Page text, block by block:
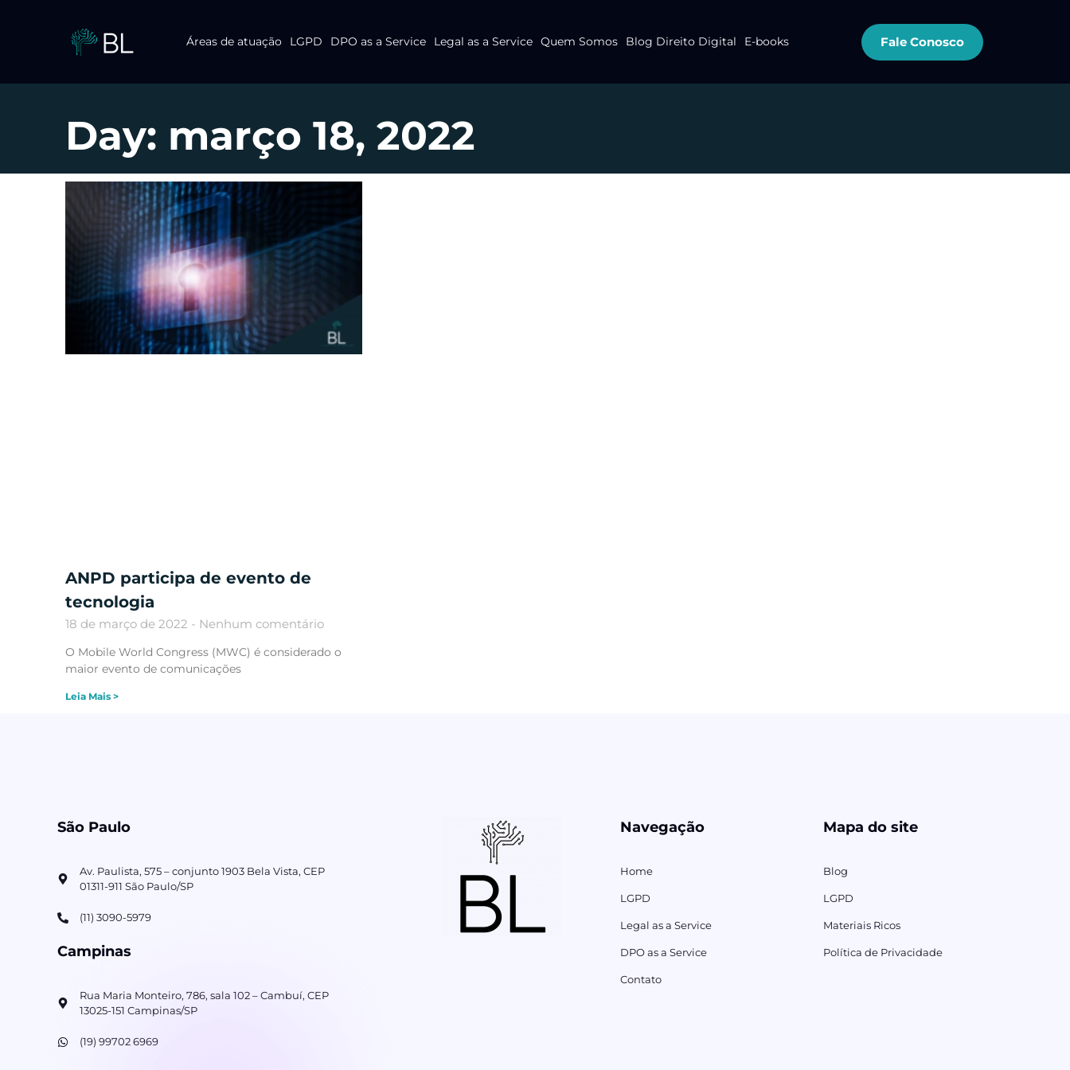
o
Áreas de atuação LGPD DPO as a Service Legal as a Service Quem Somos Blog Direito Digital E-books Fale Conosco
Day: março 18, 2022
ANPD participa de evento de
tecnologia
18 de março de 2022 Nenhum comentário
O Mobile World Congress (MWC) é considerado o
maior evento de comunicações
Leia Mais >
São Paulo
Av. Paulista, 575 – conjunto 1903 Bela Vista, CEP
01311-911 São Paulo/SP
(11) 3090-5979
Campinas
Rua Maria Monteiro, 786, sala 102 – Cambuí, CEP
13025-151 Campinas/SP
(19) 99702 6969
Navegação
Home
LGPD
Legal as a Service
DPO as a Service
Contato
Mapa do site
Blog
LGPD
Materiais Ricos
Política de Privacidade